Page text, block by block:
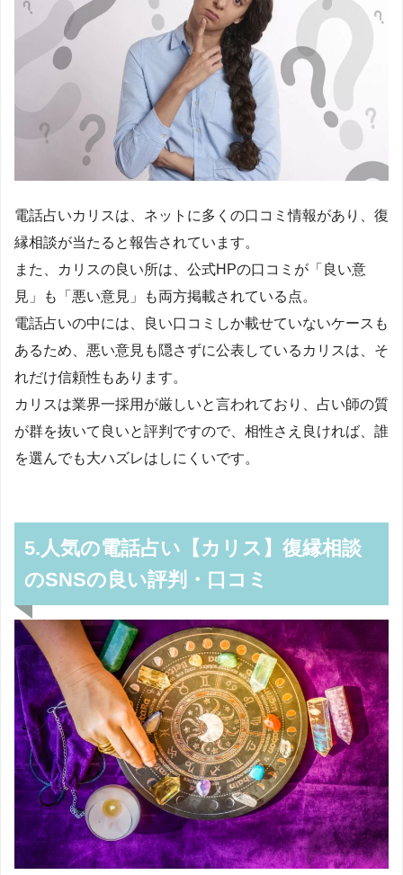
電話占いカリスは、ネットに多くの口コミ情報があり、復
縁相談が当たると報告されています。
また、カリスの良い所は、公式HPの口コミが「良い意
見」も「悪い意見」も両方掲載されている点。
電話占いの中には、良い口コミしか載せていないケースも
あるため、悪い意見も隠さずに公表しているカリスは、そ
れだけ信頼性もあります。
カリスは業界一採用が厳しいと言われており、占い師の質
が群を抜いて良いと評判ですので、相性さえ良ければ、誰
を選んでも大ハズレはしにくいです。
5.人気の電話占い【カリス】復縁相談
のSNSの良い評判・口コミ